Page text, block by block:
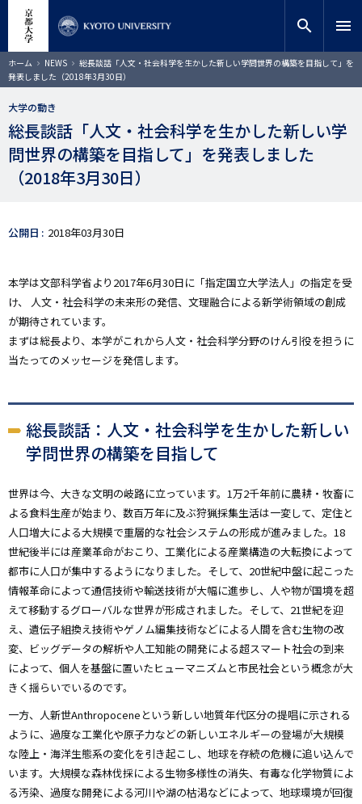
コ
ン
テ
ン
に
移
サイト内検索
検索
search menu
ホーム NEWS
総長談話「人文・社会科学を生かした新しい学問世界の構築を目指して」を
発表しました（2018年3月30日）
大学の動き
総長談話「人文・社会科学を生かした新しい学
問世界の構築を目指して」を発表しました
（2018年3月30日）
公開日 2018年03月30日
本学は文部科学省より2017年6月30日に「指定国立大学法人」の指定を受
け、 人文・社会科学の未来形の発信、文理融合による新学術領域の創成
が期待されています。
まずは総長より、本学がこれから人文・社会科学分野のけん引役を担うに
当たってのメッセージを発信します。
総長談話：人文・社会科学を生かした新しい
学問世界の構築を目指して
世界は今、大きな文明の岐路に立っています。1万2千年前に農耕・牧畜に
よる食料生産が始まり、数百万年に及ぶ狩猟採集生活は一変して、定住と
人口増大による大規模で重層的な社会システムの形成が進みました。18
世紀後半には産業革命がおこり、工業化による産業構造の大転換によって
都市に人口が集中するようになりました。そして、20世紀中盤に起こった
情報革命によって通信技術や輸送技術が大幅に進歩し、人や物が国境を超
えて移動するグローバルな世界が形成されました。そして、21世紀を迎
え、遺伝子組換え技術やゲノム編集技術などによる人間を含む生物の改
変、ビッグデータの解析や人工知能の開発による超スマート社会の到来
によって、個人を基盤に置いたヒューマニズムと市民社会という概念が大
きく揺らいでいるのです。
一方、人新世Anthropoceneという新しい地質年代区分の提唱に示される
ように、過度な工業化や原子力などの新しいエネルギーの登場が大規模
な陸上・海洋生態系の変化を引き起こし、地球を存続の危機に追い込んで
います。大規模な森林伐採による生物多様性の消失、有毒な化学物質によ
る汚染、過度な開発による河川や湖の枯渇などによって、地球環境が回復